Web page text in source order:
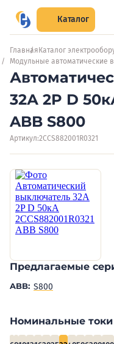
Каталог
Главная Каталог
Модульные автоматические
32А 2P D
ABB S800
Артикул:2CCS882001R0321
Предлагаемые
ABB: S800
Номинальные